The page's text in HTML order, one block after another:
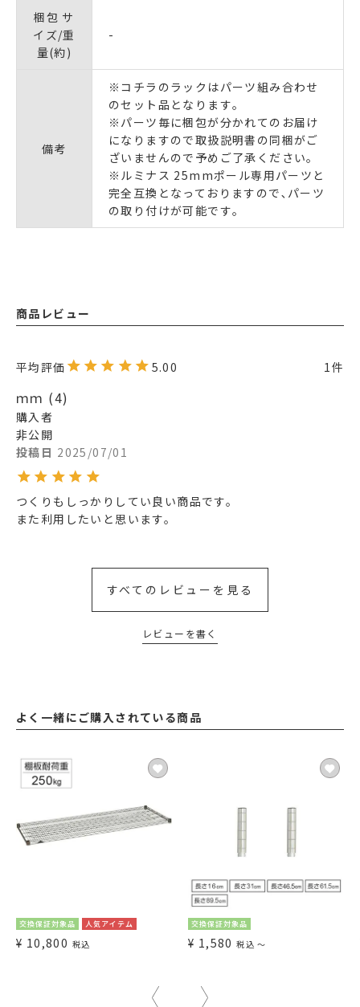
梱包 サ
イズ/重
量(約)
-
備考
※コチラのラックはパーツ組み合わせ
のセット品となります｡
※パーツ毎に梱包が分かれてのお届け
になりますので取扱説明書の同梱がご
ざいませんので予めご了承ください｡
※ルミナス 25mmポール専用パーツと
完全互換となっておりますので､パーツ
の取り付けが可能です｡
商品レビュー
5.00 1
ｍｍ 4
購入者
非公開
投稿日 2025/07/01
つくりもしっかりしてい良い商品です。
また利用したいと思います。
すべてのレビューを見る
レビューを書く
よく一緒にご購入されている商品
交換保証対象品 人気アイテム
¥ 10,800 税込
交換保証対象品
¥ 1,580 税込 〜